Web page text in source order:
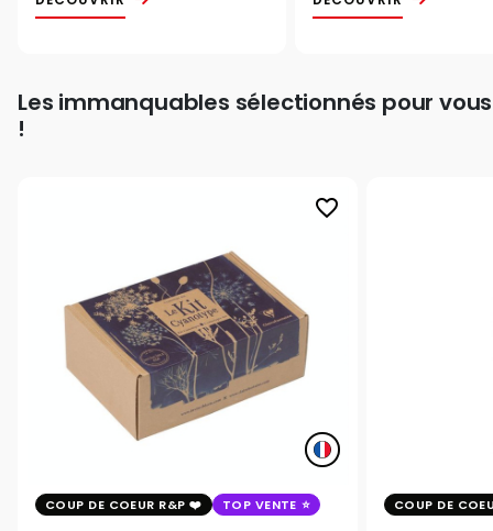
Les immanquables sélectionnés pour vous
!
favorite_border
COUP DE COEUR R&P TOP VENTE COUP DE